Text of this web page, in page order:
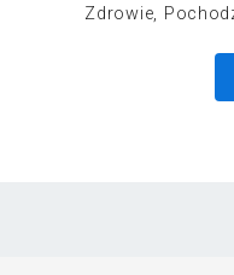
Zdrowie,